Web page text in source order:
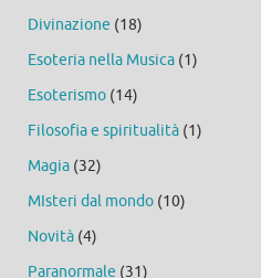
Divinazione (18)
Esoteria nella Musica (1)
Esoterismo (14)
Filosofia e spiritualità (1)
Magia (32)
MIsteri dal mondo (10)
Novità (4)
Paranormale (31)